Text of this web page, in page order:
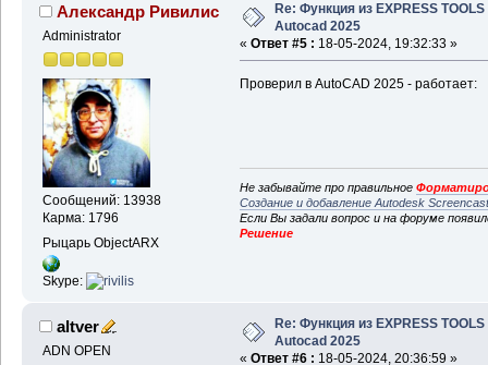
Александр Ривилис
Administrator
Сообщений: 13938
Карма: 1796
Рыцарь ObjectARX
Skype:
Re: Функция из EXPRESS TOOLS
Autocad 2025
« Ответ #5 : 18-05-2024, 19:32:33 »
Проверил в AutoCAD 2025 - работает:
Не забывайте про правильное
Создание и добавление Autodesk
Если Вы задали вопрос и на форуме
Решение
altver
ADN OPEN
Re: Функция из EXPRESS TOOLS
Autocad 2025
« Ответ #6 : 18-05-2024, 20:36:59 »